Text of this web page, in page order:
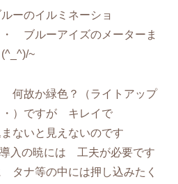
ーのイルミネーショ
ルーアイズのメーターま
(^_^)/~
か緑色？（ライトアップ
・）ですが キレイで
いと見えないのです
の暁には 工夫が必要です
タナ等の中には押し込みたく